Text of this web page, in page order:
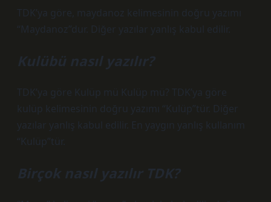
TDK’ya göre, maydanoz kelimesinin doğru yazımı
“Maydanoz”dur. Diğer yazılar yanlış kabul edilir.
Kulübü nasıl yazılır?
TDK’ya göre Kulüp mü Kulüp mü? TDK’ya göre
kulüp kelimesinin doğru yazımı “Kulüp”tür. Diğer
yazılar yanlış kabul edilir. En yaygın yanlış kullanım
“Kulüp”tür.
Birçok nasıl yazılır TDK?